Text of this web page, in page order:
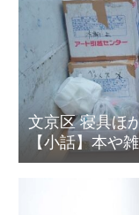
文京区 寝具ほ
【小話】本や